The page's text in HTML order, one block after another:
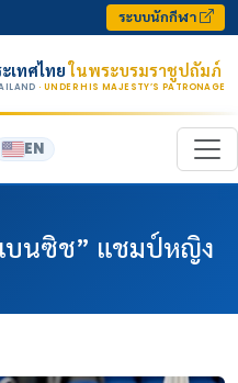
ระบบนักกีฬา
เทศไทยในพระบรมราชูปถัมภ์
· UNDER HIS MAJESTY’S PATRONAGE
EN
เบนซิช” แชมป์หญิง